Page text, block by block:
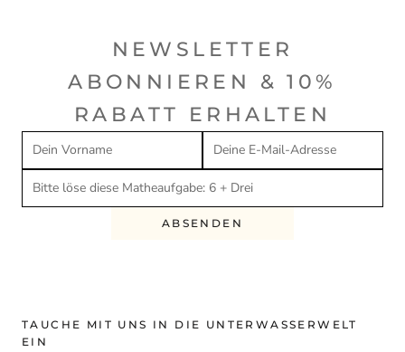
NEWSLETTER
ABONNIEREN & 10%
RABATT ERHALTEN
ABSENDEN
TAUCHE MIT UNS IN DIE UNTERWASSERWELT
EIN